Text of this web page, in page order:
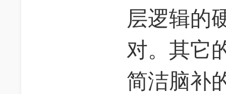
层逻辑的
对。其它
简洁脑补